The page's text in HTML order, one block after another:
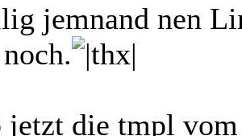
jemnand nen
die tmpl